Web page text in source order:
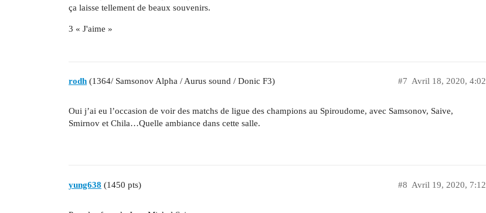
ça laisse tellement de beaux souvenirs.
3 « J'aime »
rodh (1364/ Samsonov Alpha / Aurus sound / Donic F3) Avril 18, 2020, 4:02
#7
Oui j’ai eu l’occasion de voir des matchs de ligue des champions au Spiroudome, avec Samsonov, Saive,
Smirnov et Chila…Quelle ambiance dans cette salle.
yung638 (1450 pts) Avril 19, 2020, 7:12
#8